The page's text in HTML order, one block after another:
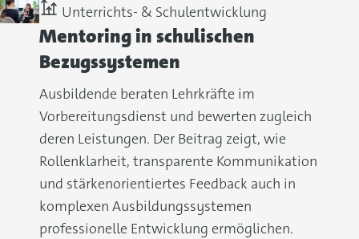
Unterrichts- & Schulentwicklung
Mentoring in schulischen
Bezugssystemen
Ausbildende beraten Lehrkräfte im
Vorbereitungsdienst und bewerten zugleich
deren Leistungen. Der Beitrag zeigt, wie
Rollenklarheit, transparente Kommunikation
und stärkenorientiertes Feedback auch in
komplexen Ausbildungssystemen
professionelle Entwicklung ermöglichen.